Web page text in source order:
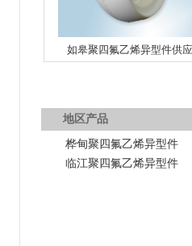
如皋聚四氟乙烯异型件供应
地区产品
桦甸聚四氟乙烯异型件
临江聚四氟乙烯异型件